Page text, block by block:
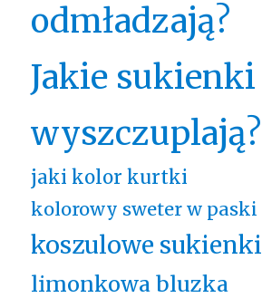
odmładzają?
Jakie sukienki
wyszczuplają?
jaki kolor kurtki
kolorowy sweter w paski
koszulowe sukienki
limonkowa bluzka